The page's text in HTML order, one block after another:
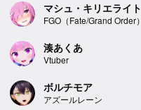
マシュ・キリエライト
FGO（Fate/Grand Order）
湊あくあ
Vtuber
ボルチモア
アズールレーン